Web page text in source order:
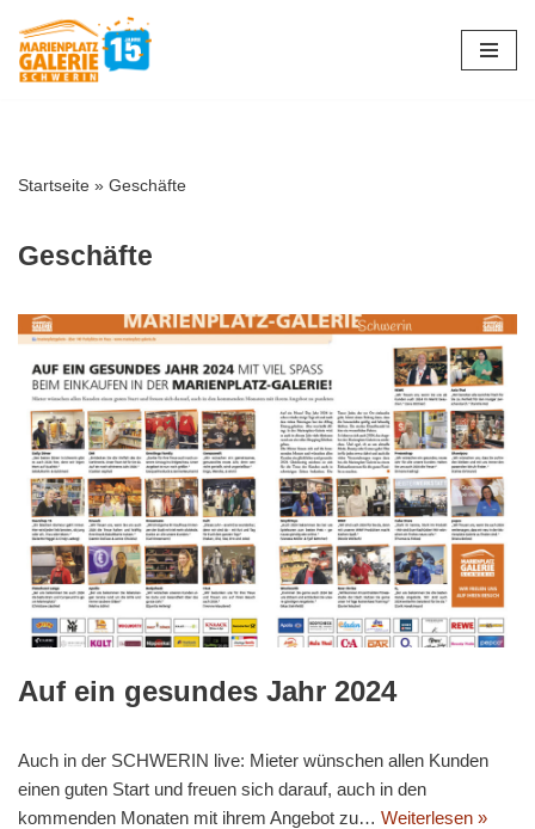
Zum
Startseite » Geschäfte
Geschäfte
Auf ein gesundes Jahr 2024
Auch in der SCHWERIN live: Mieter wünschen allen Kunden
einen guten Start und freuen sich darauf, auch in den
kommenden Monaten mit ihrem Angebot zu… Weiterlesen »